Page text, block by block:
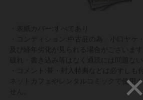
ネットカフェやレンタルコミックで使用